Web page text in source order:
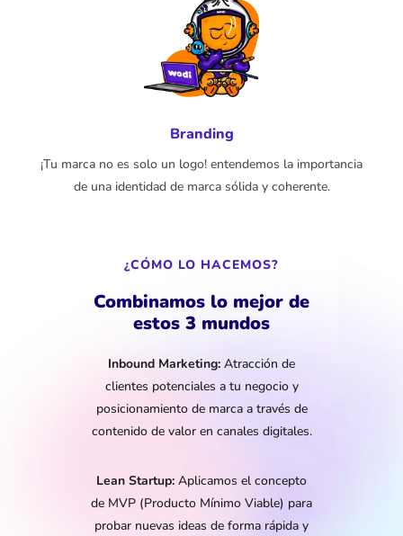
Branding
¡Tu marca no es solo un logo! entendemos la importancia
de una identidad de marca sólida y coherente.
¿CÓMO LO HACEMOS?
Combinamos lo mejor de
estos 3 mundos
Inbound Marketing: Atracción de
clientes potenciales a tu negocio y
posicionamiento de marca a través de
contenido de valor en canales digitales.
Lean Startup: Aplicamos el concepto
de MVP (Producto Mínimo Viable) para
probar nuevas ideas de forma rápida y